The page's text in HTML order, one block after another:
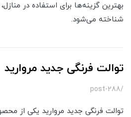
بهترین گزینه‌ها برای استفاده در
شناخته می‌شود.
توالت فرنگی جدید مروارید
/post-288
توالت فرنگی جدید مروارید یکی از